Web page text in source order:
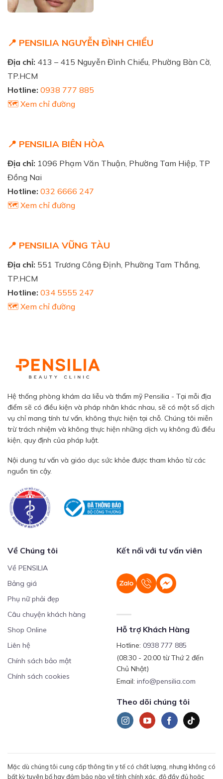
📍 PENSILIA NGUYỄN ĐÌNH CHIỂU
Địa chỉ: 413 – 415 Nguyễn Đình Chiểu, Phường Bàn Cờ,
TP.HCM
Hotline: 0938 777 885
🗺️ Xem chỉ đường
📍 PENSILIA BIÊN HÒA
Địa chỉ: 1096 Phạm Văn Thuận, Phường Tam Hiệp, TP
Đồng Nai
Hotline: 032 6666 247
🗺️ Xem chỉ đường
📍 PENSILIA VŨNG TÀU
Địa chỉ: 551 Trương Công Định, Phường Tam Thắng,
TP.HCM
Hotline: 034 5555 247
🗺️ Xem chỉ đường
Hệ thống phòng khám da liễu và thẩm mỹ Pensilia - Tại mỗi địa
điểm sẽ có điều kiện và pháp nhân khác nhau, sẽ có một số dịch
vụ chỉ mang tính tư vấn, không thực hiện tại chỗ. Chúng tôi miễn
trừ trách nhiệm và không thực hiện những dịch vụ không đủ điều
kiện, quy định của pháp luật.
Nội dung tư vấn và giáo dục sức khỏe được tham khảo từ các
nguồn tin cậy.
Về Chúng tôi
Về PENSILIA
Bảng giá
Phụ nữ phải đẹp
Câu chuyện khách hàng
Shop Online
Liên hệ
Chính sách bảo mật
Chính sách cookies
Kết nối với tư vấn viên
Hỗ trợ Khách Hàng
Hotline: 0938 777 885
(08:30 - 20:00 từ Thứ 2 đến
Chủ Nhật)
Email: info@pensilia.com
Theo dõi chúng tôi
Mặc dù chúng tôi cung cấp thông tin y tế có chất lượng, nhưng không có
bất kỳ tuyên bố hay đảm bảo nào về tính chính xác, độ đầy đủ hoặc